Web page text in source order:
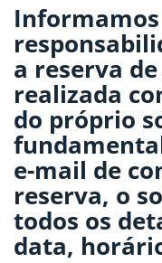
a reserva
realizada
do próprio
e-mail de
reserva, o
todos os
data,